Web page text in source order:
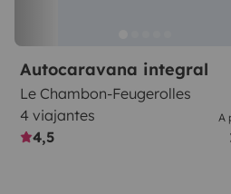
Autocaravana integral
Le Chambon-Feugerolles
4 viajantes
4,5
A